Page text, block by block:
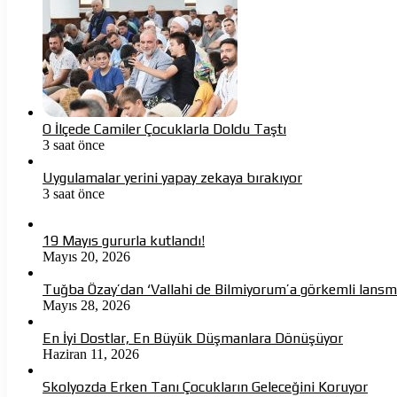
O İlçede Camiler Çocuklarla Doldu Taştı
3 saat önce
Uygulamalar yerini yapay zekaya bırakıyor
3 saat önce
19 Mayıs gururla kutlandı!
Mayıs 20, 2026
Tuğba Özay’dan ‘Vallahi de Bilmiyorum’a görkemli
Mayıs 28, 2026
En İyi Dostlar, En Büyük Düşmanlara Dönüşüyor
Haziran 11, 2026
Skolyozda Erken Tanı Çocukların Geleceğini Koruyor